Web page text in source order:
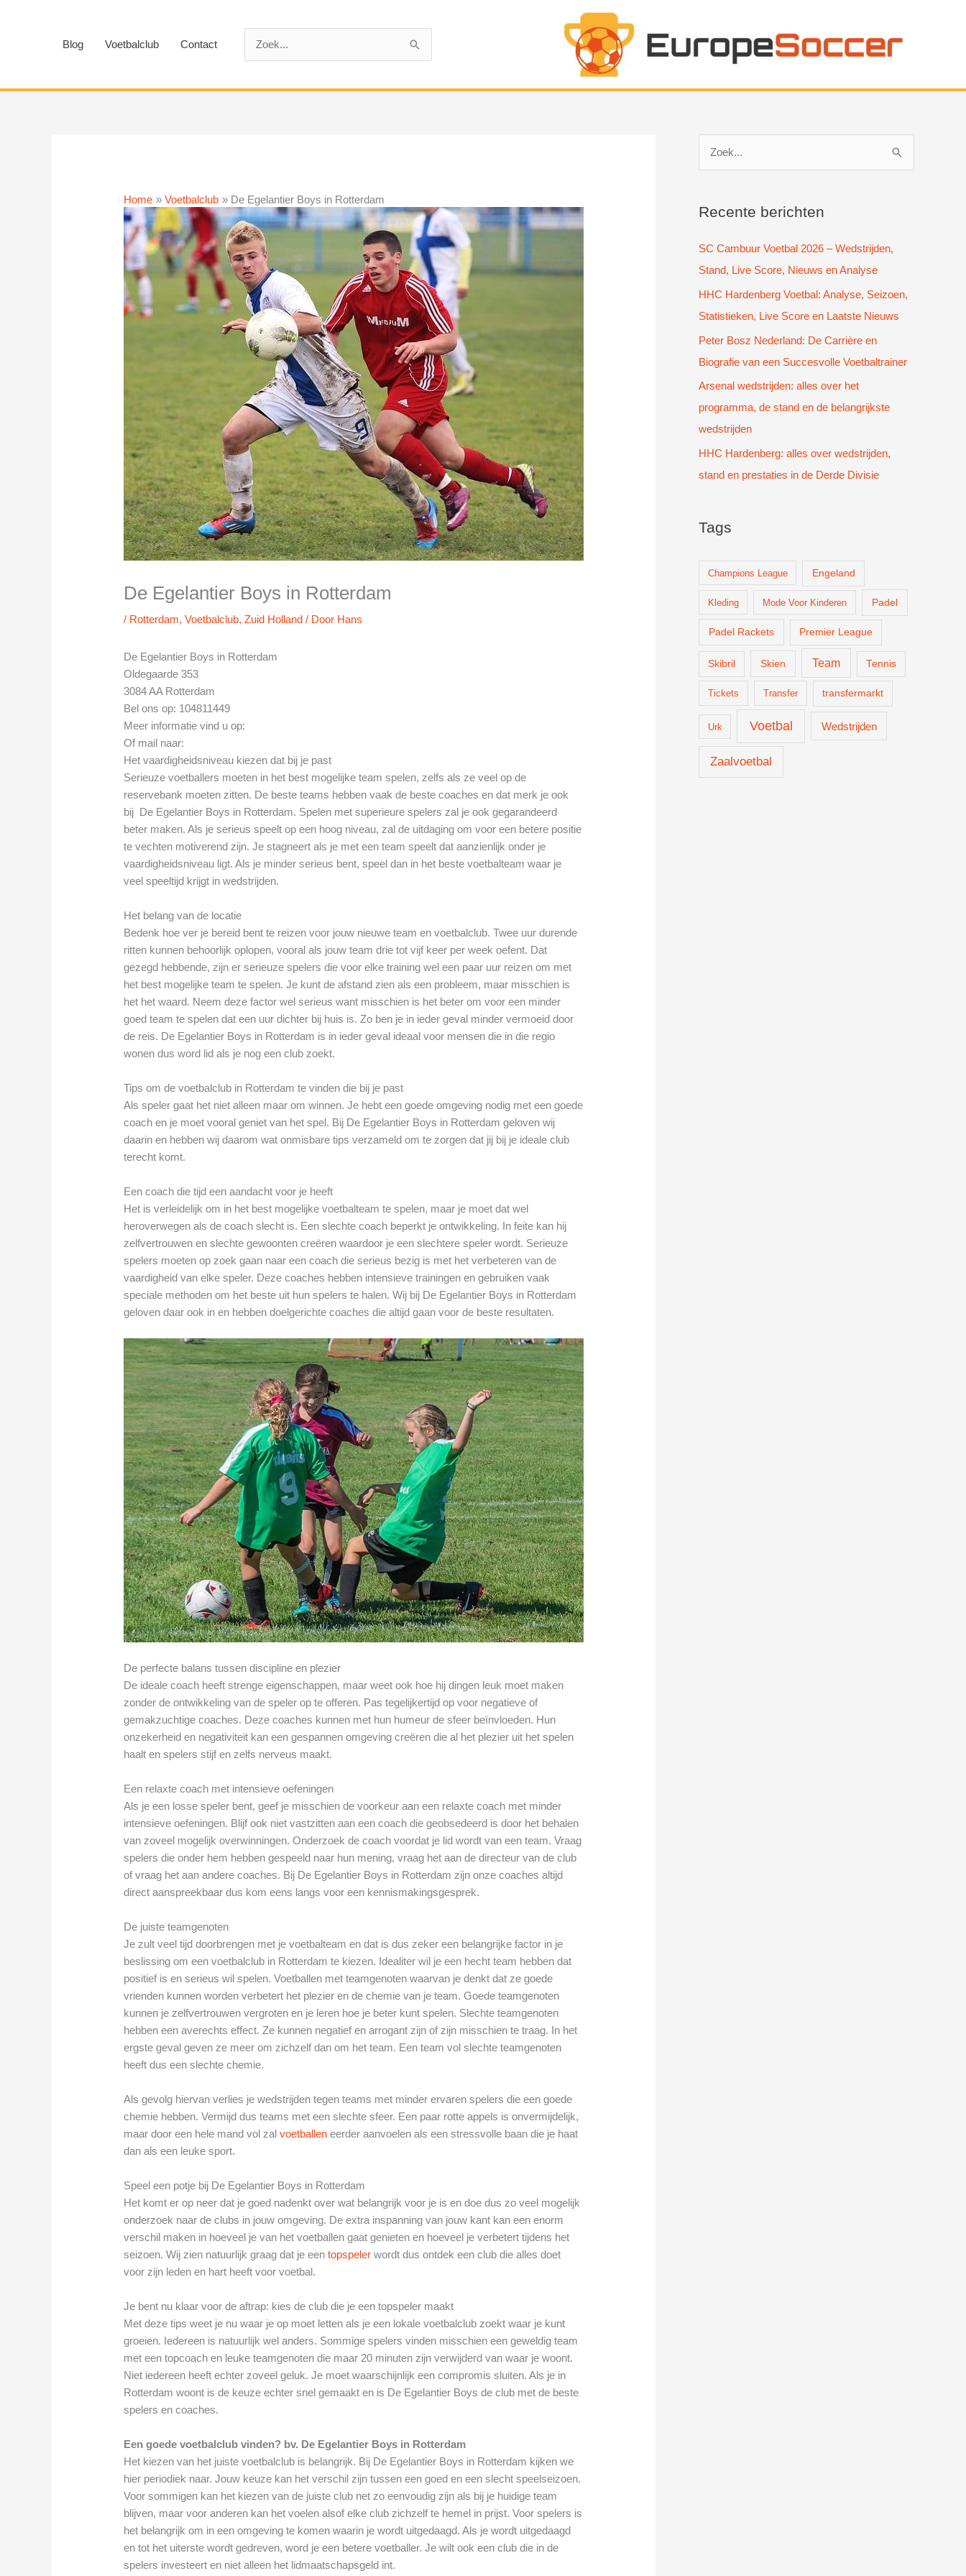
Blog Voetbalclub Contact
Home Voetbalclub De Egelantier Boys in Rotterdam
De Egelantier Boys in Rotterdam
/ Rotterdam,Voetbalclub,Zuid Holland / Door Hans
De Egelantier Boys in Rotterdam
Oldegaarde 353
3084 AA Rotterdam
Bel ons op: 104811449
Meer informatie vind u op:
Of mail naar:
Het vaardigheidsniveau kiezen dat bij je past
Serieuze voetballers moeten in het best mogelijke team spelen, zelfs als ze veel op de
reservebank moeten zitten. De beste teams hebben vaak de beste coaches en dat merk je ook
bij De Egelantier Boys in Rotterdam. Spelen met superieure spelers zal je ook gegarandeerd
beter maken. Als je serieus speelt op een hoog niveau, zal de uitdaging om voor een betere positie
te vechten motiverend zijn. Je stagneert als je met een team speelt dat aanzienlijk onder je
vaardigheidsniveau ligt. Als je minder serieus bent, speel dan in het beste voetbalteam waar je
veel speeltijd krijgt in wedstrijden.
Het belang van de locatie
Bedenk hoe ver je bereid bent te reizen voor jouw nieuwe team en voetbalclub. Twee uur durende
ritten kunnen behoorlijk oplopen, vooral als jouw team drie tot vijf keer per week oefent. Dat
gezegd hebbende, zijn er serieuze spelers die voor elke training wel een paar uur reizen om met
het best mogelijke team te spelen. Je kunt de afstand zien als een probleem, maar misschien is
het het waard. Neem deze factor wel serieus want misschien is het beter om voor een minder
goed team te spelen dat een uur dichter bij huis is. Zo ben je in ieder geval minder vermoeid door
de reis. De Egelantier Boys in Rotterdam is in ieder geval ideaal voor mensen die in die regio
wonen dus word lid als je nog een club zoekt.
Tips om de voetbalclub in Rotterdam te vinden die bij je past
Als speler gaat het niet alleen maar om winnen. Je hebt een goede omgeving nodig met een goede
coach en je moet vooral geniet van het spel. Bij De Egelantier Boys in Rotterdam geloven wij
daarin en hebben wij daarom wat onmisbare tips verzameld om te zorgen dat jij bij je ideale club
terecht komt.
Een coach die tijd een aandacht voor je heeft
Het is verleidelijk om in het best mogelijke voetbalteam te spelen, maar je moet dat wel
heroverwegen als de coach slecht is. Een slechte coach beperkt je ontwikkeling. In feite kan hij
zelfvertrouwen en slechte gewoonten creëren waardoor je een slechtere speler wordt. Serieuze
spelers moeten op zoek gaan naar een coach die serieus bezig is met het verbeteren van de
vaardigheid van elke speler. Deze coaches hebben intensieve trainingen en gebruiken vaak
speciale methoden om het beste uit hun spelers te halen. Wij bij De Egelantier Boys in Rotterdam
geloven daar ook in en hebben doelgerichte coaches die altijd gaan voor de beste resultaten.
De perfecte balans tussen discipline en plezier
De ideale coach heeft strenge eigenschappen, maar weet ook hoe hij dingen leuk moet maken
zonder de ontwikkeling van de speler op te offeren. Pas tegelijkertijd op voor negatieve of
gemakzuchtige coaches. Deze coaches kunnen met hun humeur de sfeer beïnvloeden. Hun
onzekerheid en negativiteit kan een gespannen omgeving creëren die al het plezier uit het spelen
haalt en spelers stijf en zelfs nerveus maakt.
Een relaxte coach met intensieve oefeningen
Als je een losse speler bent, geef je misschien de voorkeur aan een relaxte coach met minder
intensieve oefeningen. Blijf ook niet vastzitten aan een coach die geobsedeerd is door het behalen
van zoveel mogelijk overwinningen. Onderzoek de coach voordat je lid wordt van een team. Vraag
spelers die onder hem hebben gespeeld naar hun mening, vraag het aan de directeur van de club
of vraag het aan andere coaches. Bij De Egelantier Boys in Rotterdam zijn onze coaches altijd
direct aanspreekbaar dus kom eens langs voor een kennismakingsgesprek.
De juiste teamgenoten
Je zult veel tijd doorbrengen met je voetbalteam en dat is dus zeker een belangrijke factor in je
beslissing om een voetbalclub in Rotterdam te kiezen. Idealiter wil je een hecht team hebben dat
positief is en serieus wil spelen. Voetballen met teamgenoten waarvan je denkt dat ze goede
vrienden kunnen worden verbetert het plezier en de chemie van je team. Goede teamgenoten
kunnen je zelfvertrouwen vergroten en je leren hoe je beter kunt spelen. Slechte teamgenoten
hebben een averechts effect. Ze kunnen negatief en arrogant zijn of zijn misschien te traag. In het
ergste geval geven ze meer om zichzelf dan om het team. Een team vol slechte teamgenoten
heeft dus een slechte chemie.
Als gevolg hiervan verlies je wedstrijden tegen teams met minder ervaren spelers die een goede
chemie hebben. Vermijd dus teams met een slechte sfeer. Een paar rotte appels is onvermijdelijk,
maar door een hele mand vol zalvoetballen eerder aanvoelen als een stressvolle baan die je haat
dan als een leuke sport.
Speel een potje bij De Egelantier Boys in Rotterdam
Het komt er op neer dat je goed nadenkt over wat belangrijk voor je is en doe dus zo veel mogelijk
onderzoek naar de clubs in jouw omgeving. De extra inspanning van jouw kant kan een enorm
verschil maken in hoeveel je van het voetballen gaat genieten en hoeveel je verbetert tijdens het
seizoen. Wij zien natuurlijk graag dat je eentopspeler wordt dus ontdek een club die alles doet
voor zijn leden en hart heeft voor voetbal.
Je bent nu klaar voor de aftrap: kies de club die je een topspeler maakt
Met deze tips weet je nu waar je op moet letten als je een lokale voetbalclub zoekt waar je kunt
groeien. Iedereen is natuurlijk wel anders. Sommige spelers vinden misschien een geweldig team
met een topcoach en leuke teamgenoten die maar 20 minuten zijn verwijderd van waar je woont.
Niet iedereen heeft echter zoveel geluk. Je moet waarschijnlijk een compromis sluiten. Als je in
Rotterdam woont is de keuze echter snel gemaakt en is De Egelantier Boys de club met de beste
spelers en coaches.
Een goede voetbalclub vinden? bv. De Egelantier Boys in Rotterdam
Het kiezen van het juiste voetbalclub is belangrijk. Bij De Egelantier Boys in Rotterdam kijken we
hier periodiek naar. Jouw keuze kan het verschil zijn tussen een goed en een slecht speelseizoen.
Voor sommigen kan het kiezen van de juiste club net zo eenvoudig zijn als bij je huidige team
blijven, maar voor anderen kan het voelen alsof elke club zichzelf te hemel in prijst. Voor spelers is
het belangrijk om in een omgeving te komen waarin je wordt uitgedaagd. Als je wordt uitgedaagd
en tot het uiterste wordt gedreven, word je een betere voetballer. Je wilt ook een club die in de
spelers investeert en niet alleen het lidmaatschapsgeld int.
k
a
a
r
:
Recente berichten
SC Cambuur Voetbal 2026 – Wedstrijden,
Stand, Live Score, Nieuws en Analyse
HHC Hardenberg Voetbal: Analyse, Seizoen,
Statistieken, Live Score en Laatste Nieuws
Peter Bosz Nederland: De Carrière en
Biografie van een Succesvolle Voetbaltrainer
Arsenal wedstrijden: alles over het
programma, de stand en de belangrijkste
wedstrijden
HHC Hardenberg: alles over wedstrijden,
stand en prestaties in de Derde Divisie
Tags
Champions League Engeland
Kleding Mode Voor Kinderen Padel
Padel Rackets Premier League
Skibril Skien Team Tennis
Tickets Transfer transfermarkt
Urk Voetbal Wedstrijden
Zaalvoetbal